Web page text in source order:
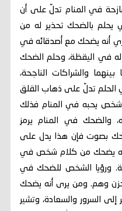
في المنام تدلّ على أن
يحلم بالضحك تحذير له من
أنه يضحك مع أصدقائه في
له في اليقظة، وحلم الضحك
والشراكات الناجحة،
تدلّ على ذهاب القلق
يحبه في المنام فذلك
والضحك في المنام يرمز
بصوت فإن هذا يدل على
أنه يضحك من كلام شخص في
ورؤيا الشخص للضحك في
وهم. ومن يرى أنه يضحك
السرور والسعادة، وتشير